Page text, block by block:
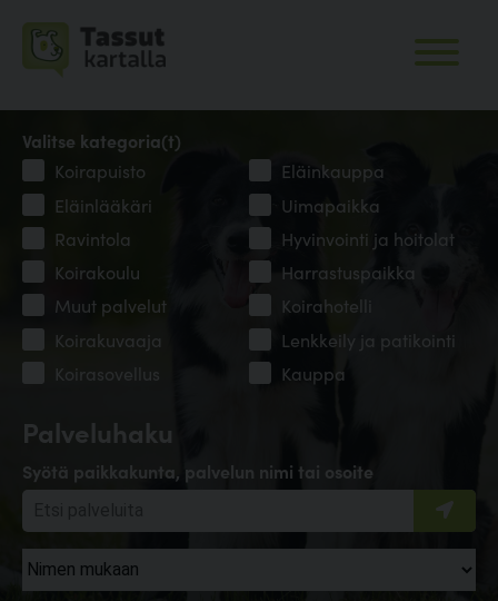
Palveluhaku
Syötä paikkakunta, palvelun nimi tai osoite
Valitse kategoria(t)
Koirapuisto
Eläinkauppa
Eläinlääkäri
Uimapaikka
Ravintola
Hyvinvointi ja hoitolat
Koirakoulu
Harrastuspaikka
Muut palvelut
Koirahotelli
Koirakuvaaja
Lenkkeily ja patikointi
Koirasovellus
Kauppa